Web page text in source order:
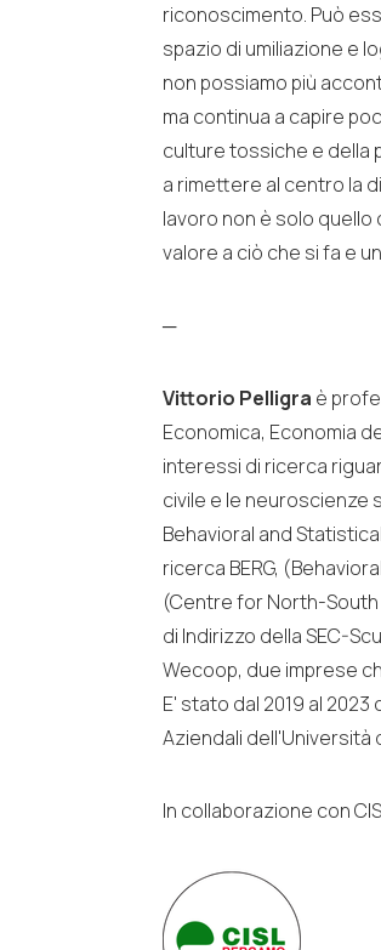
riconoscimento. Può
spazio di umiliazione e
non possiamo più
ma continua a capire
culture tossiche e della
a rimettere al centro la
lavoro non è solo
valore a ciò che si fa e
─
Vittorio Pelligra è
Economica, Economia
interessi di ricerca
civile e le neuroscienze
Behavioral and
ricerca BERG,
(Centre for North-
di Indirizzo della SEC-
Wecoop, due imprese
E' stato dal 2019 al
Aziendali dell'Università
In collaborazione con